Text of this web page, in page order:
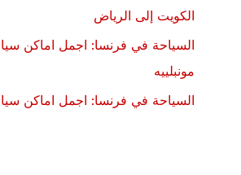
الكويت إلى الرياض
السياحة في فرنسا: اجمل اماكن
مونبلييه
السياحة في فرنسا: اجمل اماكن